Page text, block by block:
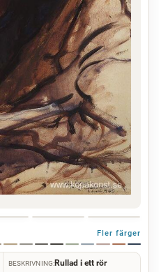
Fler färger
BESKRIVNING:Rullad i ett rör